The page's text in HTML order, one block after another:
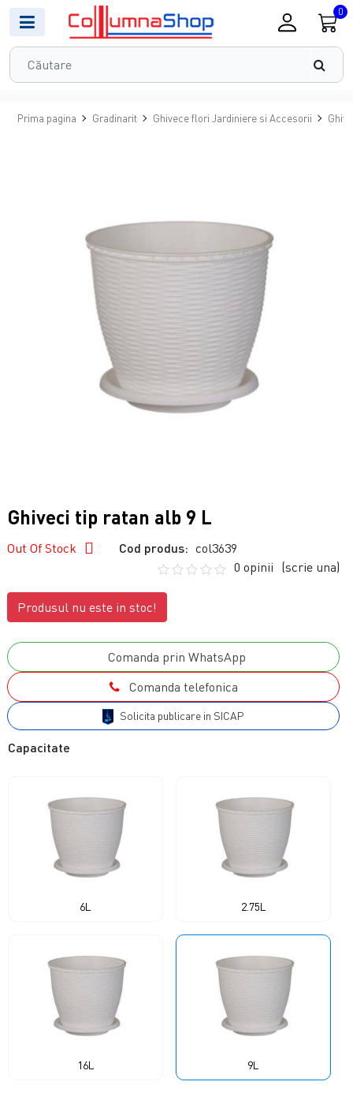
0
Prima pagina Gradinarit Ghivece flori Jardiniere si Accesorii
Ghiveci tip ratan alb 9 L
Out Of Stock Cod produs: col3639
0 opinii (scrie una)
Produsul nu este in stoc!
Comanda prin WhatsApp
Comanda telefonica
Solicita publicare in SICAP
Capacitate
6L 2.75L
16L 9L